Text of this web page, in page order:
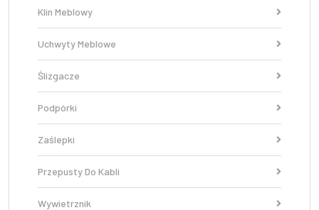
Klin Meblowy
Uchwyty Meblowe
Ślizgacze
Podpórki
Zaślepki
Przepusty Do Kabli
Wywietrznik